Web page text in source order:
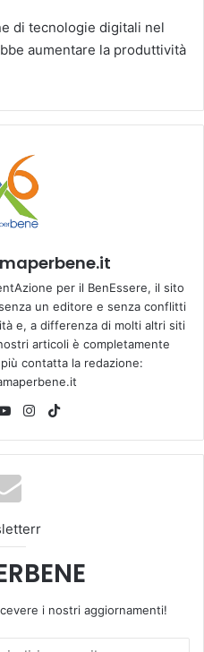
di tecnologie digitali nel
aumentare la produttività
per il BenEssere, il sito
un editore e senza conflitti
e, a differenza di molti altri siti
articoli è completamente
contatta la redazione:
Yo
Tu
be
Ins
ra
k
i nostri aggiornamenti!